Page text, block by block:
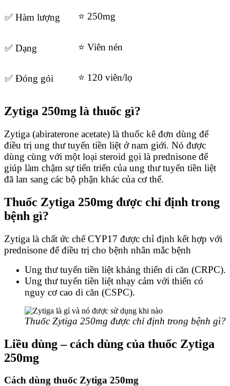
✅ Hàm lượng ⭐ 250mg
✅ Dạng ⭐ Viên nén
✅ Đóng gói ⭐ 120 viên/lọ
Zytiga 250mg là thuốc gì?
Zytiga (abiraterone acetate) là thuốc kê đơn dùng để
điều trị ung thư tuyến tiền liệt ở nam giới. Nó được
dùng cùng với một loại steroid gọi là prednisone để
giúp làm chậm sự tiến triển của ung thư tuyến tiền liệt
đã lan sang các bộ phận khác của cơ thể.
Thuốc Zytiga 250mg được chỉ định trong
bệnh gì?
Zytiga là chất ức chế CYP17 được chỉ định kết hợp với
prednisone để điều trị cho bệnh nhân mắc bệnh
Ung thư tuyến tiền liệt kháng thiến di căn (CRPC).
Ung thư tuyến tiền liệt nhạy cảm với thiến có
nguy cơ cao di căn (CSPC).
Thuốc Zytiga 250mg được chỉ định trong bệnh gì?
Liều dùng – cách dùng của thuốc Zytiga
250mg
Cách dùng thuốc Zytiga 250mg